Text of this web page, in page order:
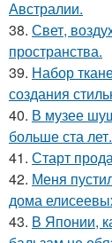
Австралии.
38. Свет,
пространства.
39. Набор
создания
40. В музее
больше ста лет.
41. Старт
42. Меня
дома
43. В Японии,